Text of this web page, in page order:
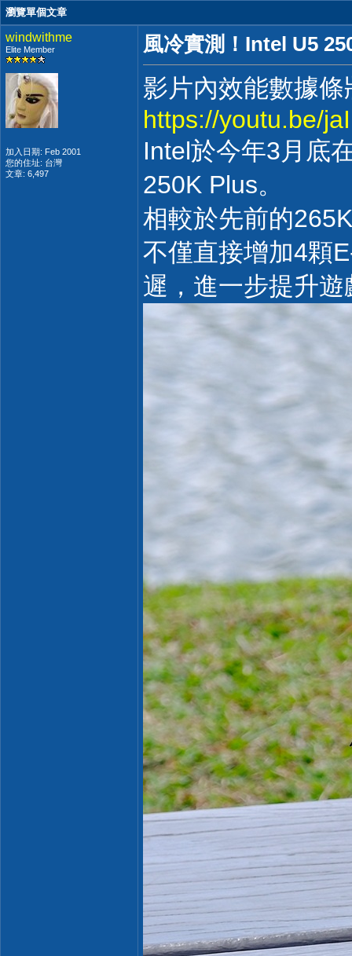
瀏覽單個文章
windwithme
Elite Member
加入日期: Feb 2001
您的住址: 台灣
文章: 6,497
風冷實測！Intel U5
影片內效能數據
https://youtu.be/
Intel於今年3月底
250K Plus。
相較於先前的
不僅直接增加4顆
遲，進一步提升遊